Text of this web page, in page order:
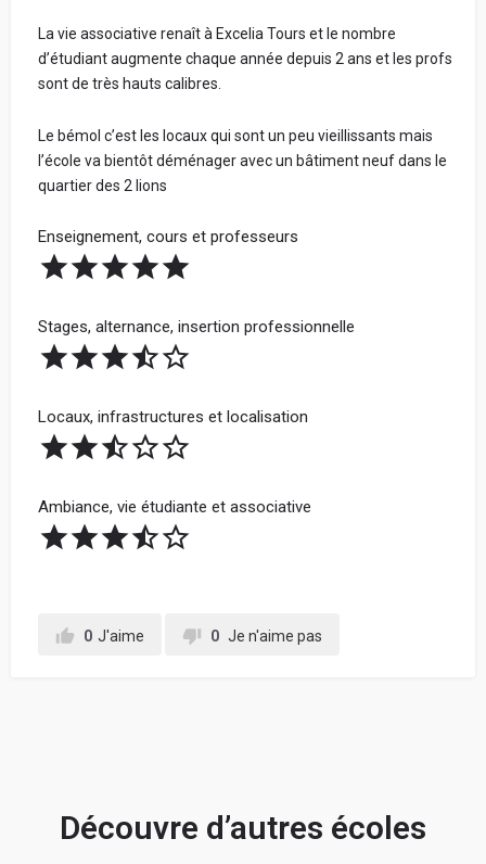
La vie associative renaît à Excelia Tours et le nombre
d’étudiant augmente chaque année depuis 2 ans et les profs
sont de très hauts calibres.
Le bémol c’est les locaux qui sont un peu vieillissants mais
l’école va bientôt déménager avec un bâtiment neuf dans le
quartier des 2 lions
Enseignement, cours et professeurs
Stages, alternance, insertion professionnelle
Locaux, infrastructures et localisation
Ambiance, vie étudiante et associative
0 J'aime 0 Je n'aime pas
restent anonymes.
Tous les avis sont vérifiés avant d'être publiés et seront
rejetés s'ils ne respectent pas ces règles.
Bonne rédaction ! 😃
Avis par catégorie :
Partage ta note pour chacune des catégories ci-dessous.
catégories.
Votre prénom de publication (réel ou inventé) :
Votre vrai prénom et votre nom - Obligatoire (ne
seront jamais communiqués. Cela nous permet de
vérifier sur LinkedIn que vous avez étudié dans
Votre Parcours avant l'école
Votre adresse mail (ne sera jamais communiquée à
l'école) :
Votre retour d'expérience au sein de l'école, en
Découvre d’autres écoles